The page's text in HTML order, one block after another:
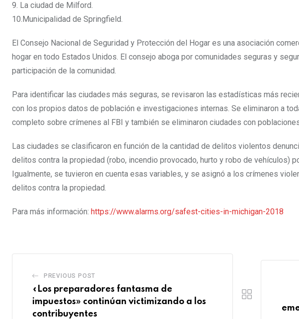
9. La ciudad de Milford.
10.Municipalidad de Springfield.
El Consejo Nacional de Seguridad y Protección del Hogar es una asociación
hogar en todo Estados Unidos. El consejo aboga por comunidades seguras y
participación de la comunidad.
Para identificar las ciudades más seguras, se revisaron las estadísticas más
con los propios datos de población e investigaciones internas. Se eliminaron a
completo sobre crímenes al FBI y también se eliminaron ciudades con
Las ciudades se clasificaron en función de la cantidad de delitos violentos
delitos contra la propiedad (robo, incendio provocado, hurto y robo de vehículos)
Igualmente, se tuvieron en cuenta esas variables, y se asignó a los crímenes
delitos contra la propiedad.
Para más información: https://www.alarms.org/safest-cities-in-michigan-2018
PREVIOUS POST
«Los preparadores fantasma de
impuestos» continúan victimizando a los
contribuyentes